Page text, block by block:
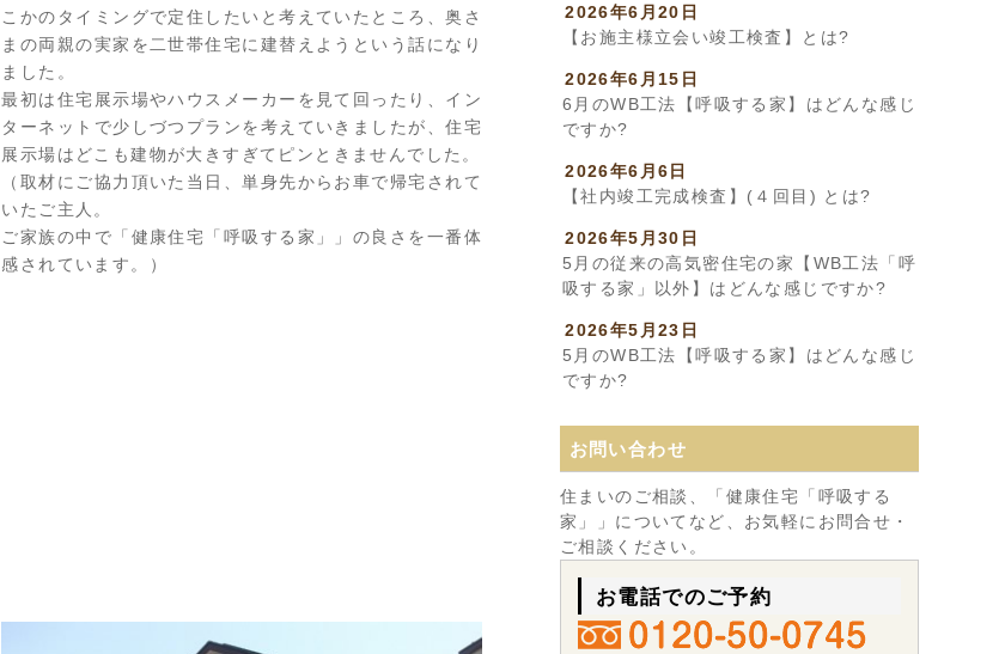
こかのタイミングで定住したいと考えていたところ、奥さ
まの両親の実家を二世帯住宅に建替えようという話になり
ました。
最初は住宅展示場やハウスメーカーを見て回ったり、イン
ターネットで少しづつプランを考えていきましたが、住宅
展示場はどこも建物が大きすぎてピンときませんでした。
（取材にご協力頂いた当日、単身先からお車で帰宅されて
いたご主人。
ご家族の中で「健康住宅「呼吸する家」」の良さを一番体
感されています。）
2026年6月20日
【お施主様立会い竣工検査】とは?
2026年6月15日
6月のWB工法【呼吸する家】はどんな感じ
ですか?
2026年6月6日
【社内竣工完成検査】(４回目) とは?
2026年5月30日
5月の従来の高気密住宅の家【WB工法「呼
吸する家」以外】はどんな感じですか?
2026年5月23日
5月のWB工法【呼吸する家】はどんな感じ
ですか?
お問い合わせ
住まいのご相談、「健康住宅「呼吸する
家」」についてなど、お気軽にお問合せ・
ご相談ください。
お電話でのご予約